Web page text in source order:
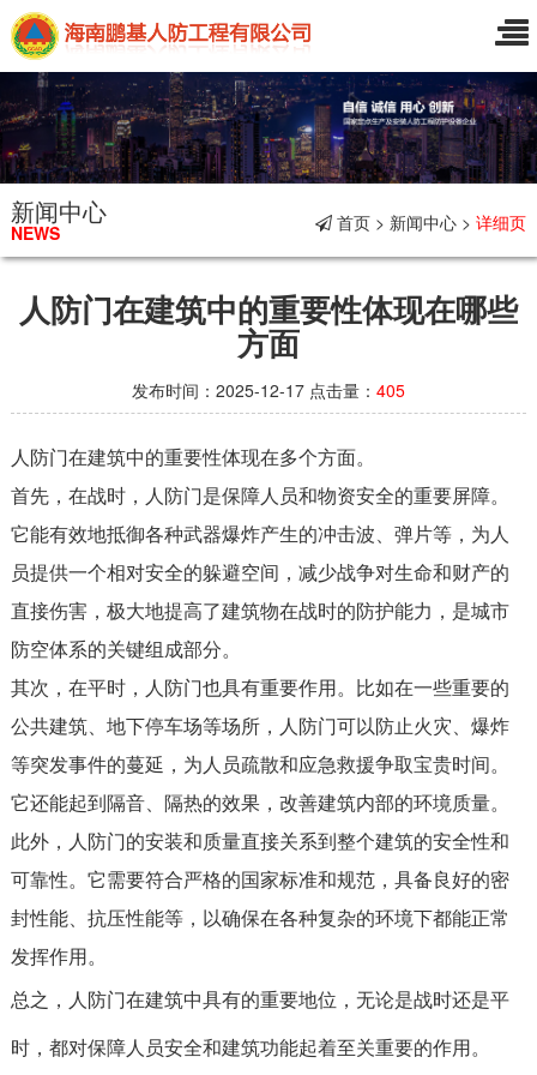
新闻中心
NEWS 首页 > 新闻中心 >详细页
人防门在建筑中的重要性体现在哪些
方面
发布时间：2025-12-17 点击量： 405
人防门在建筑中的重要性体现在多个方面。
首先，在战时，人防门是保障人员和物资安全的重要屏障。
它能有效地抵御各种武器爆炸产生的冲击波、弹片等，为人
员提供一个相对安全的躲避空间，减少战争对生命和财产的
直接伤害，极大地提高了建筑物在战时的防护能力，是城市
防空体系的关键组成部分。
其次，在平时，人防门也具有重要作用。比如在一些重要的
公共建筑、地下停车场等场所，人防门可以防止火灾、爆炸
等突发事件的蔓延，为人员疏散和应急救援争取宝贵时间。
它还能起到隔音、隔热的效果，改善建筑内部的环境质量。
此外，人防门的安装和质量直接关系到整个建筑的安全性和
可靠性。它需要符合严格的国家标准和规范，具备良好的密
封性能、抗压性能等，以确保在各种复杂的环境下都能正常
发挥作用。
总之，人防门在建筑中具有的重要地位，无论是战时还是平
时，都对保障人员安全和建筑功能起着至关重要的作用。